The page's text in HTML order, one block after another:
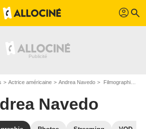
profil search
Actrice américaine Andrea Navedo Filmographie Andrea Navedo
Navedo